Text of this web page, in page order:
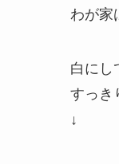
わが家
白 にし
すっき
↓